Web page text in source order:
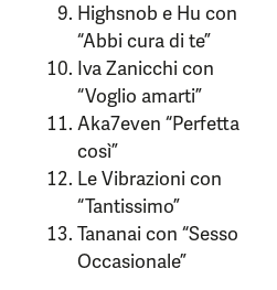
Highsnob e Hu con
“Abbi cura di te”
Iva Zanicchi con
“Voglio amarti”
Aka7even “Perfetta
così”
Le Vibrazioni con
“Tantissimo”
Tananai con “Sesso
Occasionale”